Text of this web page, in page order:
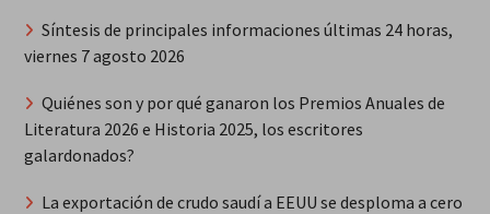
Síntesis de principales informaciones últimas 24 horas,
viernes 7 agosto 2026
Quiénes son y por qué ganaron los Premios Anuales de
Literatura 2026 e Historia 2025, los escritores
galardonados?
La exportación de crudo saudí a EEUU se desploma a cero